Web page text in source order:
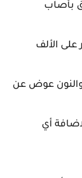
بأصاب
على الألف
والنون عوض عن
أي